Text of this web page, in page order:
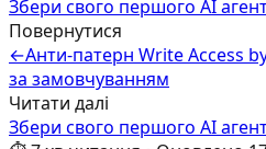
Збери свого першого AI
Повернутися
←Анти-патерн Write Access
за замовчуванням
Читати далі
Збери свого першого AI